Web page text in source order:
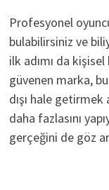
Profesyonel
bulabilirsiniz ve
ilk adımı da
güvenen marka,
dışı hale
daha fazlasını
gerçeğini de göz